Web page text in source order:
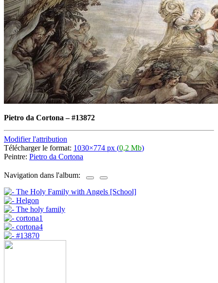
Pietro da Cortona –#13872
Modifier l'attribution
Télécharger le format: 1030×774 px (0,2 Mb)
Peintre: Pietro da Cortona
Navigation dans l'album: